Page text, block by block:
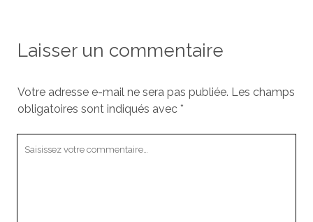
Laisser un commentaire
Votre adresse e-mail ne sera pas publiée. Les champs
obligatoires sont indiqués avec *